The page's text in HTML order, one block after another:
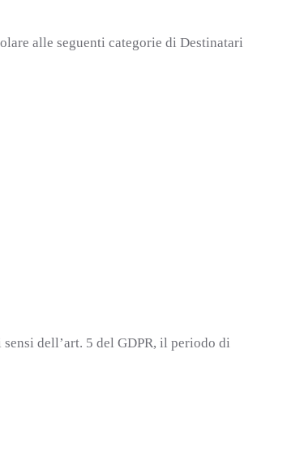
alle seguenti categorie di Destinatari
dell’art. 5 del GDPR, il periodo di